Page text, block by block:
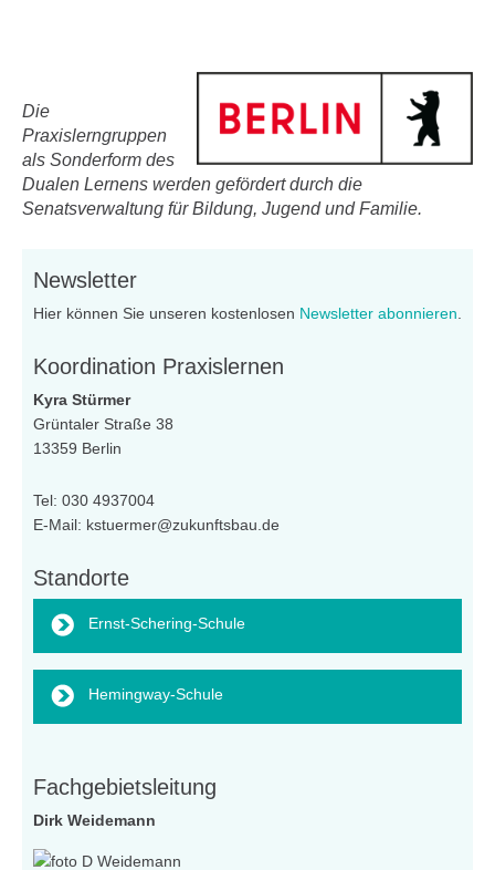
Die
Praxislerngruppen
als Sonderform des
Dualen Lernens werden gefördert durch die
Senatsverwaltung für Bildung, Jugend und Familie.
Newsletter
Hier können Sie unseren kostenlosen Newsletter abonnieren.
Koordination Praxislernen
Kyra Stürmer
Grüntaler Straße 38
13359 Berlin
Tel: 030 4937004
E-Mail: kstuermer@zukunftsbau.de
Standorte
Ernst-Schering-Schule
Hemingway-Schule
Fachgebietsleitung
Dirk Weidemann